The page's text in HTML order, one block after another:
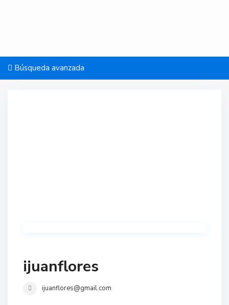
Búsqueda avanzada
ijuanflores
ijuanflores@gmail.com